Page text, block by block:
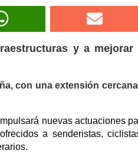
y a
con una extensión
nuevas actuaciones
a senderistas,